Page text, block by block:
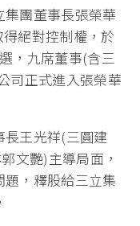
集團董事長張榮華
絕對控制權，於
，九席董事(含三
司正式進入張榮華
王光祥(三圓建
文艷)主導局面，
，釋股給三立集